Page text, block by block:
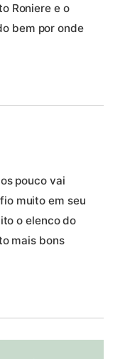
Roniere e o
bem por onde
pouco vai
muito em seu
o elenco do
mais bons